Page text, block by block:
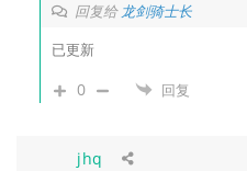
回复给 龙剑骑士长
已更新
0 回复
jhq